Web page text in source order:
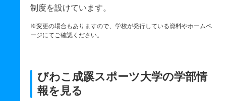
制度を設けています。
※変更の場合もありますので、学校が発行している資料やホームペ
ージにてご確認ください。
びわこ成蹊スポーツ大学の学部情
報を見る